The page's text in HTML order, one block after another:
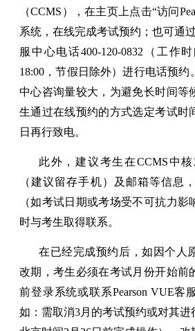
（CCMS），在主页上点击“访问
系统，在线完成考试预约；也可通
服中心电话400-120-0832（工作
18:00，节假日除外）进行电话预约
中心咨询量较大，为避免长时间等
生通过在线预约的方式选定考试时
日再行致电。
此外，建议考生在CCMS中
（建议留存手机）及邮箱等信息
（如考试日期或考场受不可抗力影
时与考生取得联系。
在已经完成预约后，如因个人
改期，考生必须在考试月份开始前
前登录系统或联系Pearson VUE客
如：需取消3月的考试预约或对其进